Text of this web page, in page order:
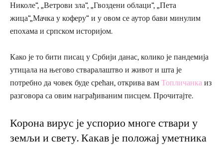
Николе“, „Ветрови зла“, „Гвоздени облаци“, „Пета
жица“„Мачка у коферу“ и у овом се аутор бави минулим
епохама и српском историјом.
Како је то бити писац у Србији данас, колико је пандемија
утицала на његово стваралаштво и живот и шта је
потребно да човек буде срећан, открива вам Топличанка из
разговора са овим награђиваним писцем. Прочитајте.
Корона вирус је успорио многе ствари у
земљи и свету. Какав је положај уметника